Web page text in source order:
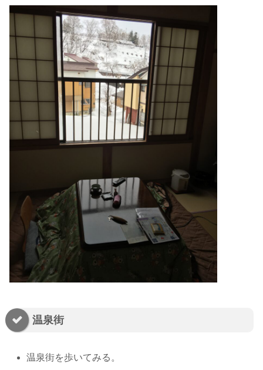
温泉街
温泉街を歩いてみる。